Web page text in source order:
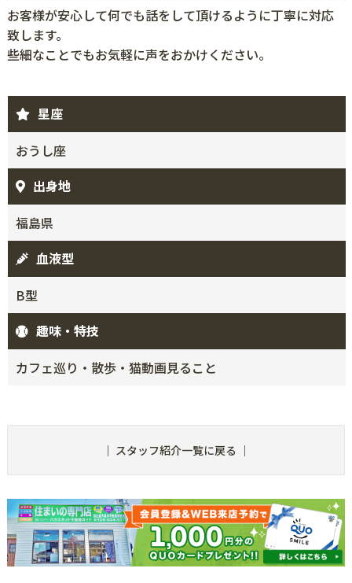
お客様が安心して何でも話をして頂けるように丁寧に対応
致します。
些細なことでもお気軽に声をおかけください。
星座
おうし座
出身地
福島県
血液型
B型
趣味・特技
カフェ巡り・散歩・猫動画見ること
｜ スタッフ紹介一覧に戻る ｜